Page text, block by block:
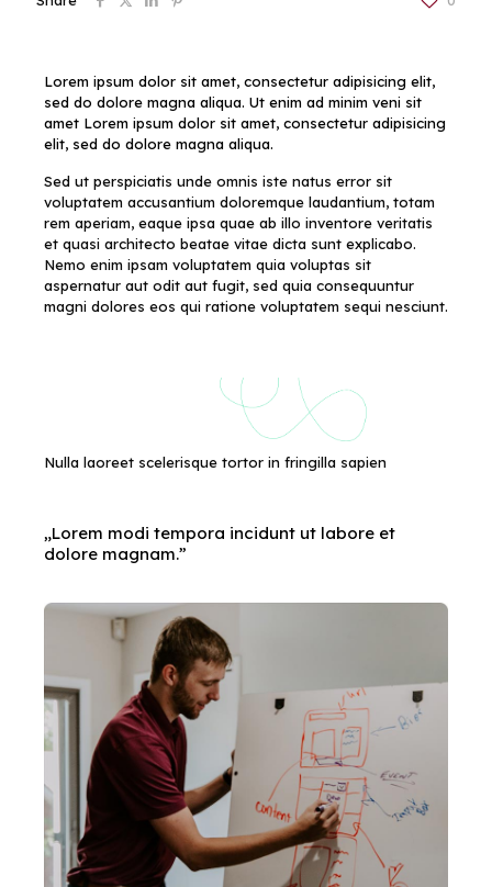
Lorem ipsum dolor sit amet, consectetur adipisicing elit,
sed do dolore magna aliqua. Ut enim ad minim veni sit
amet Lorem ipsum dolor sit amet, consectetur adipisicing
elit, sed do dolore magna aliqua.
Sed ut perspiciatis unde omnis iste natus error sit
voluptatem accusantium doloremque laudantium, totam
rem aperiam, eaque ipsa quae ab illo inventore veritatis
et quasi architecto beatae vitae dicta sunt explicabo.
Nemo enim ipsam voluptatem quia voluptas sit
aspernatur aut odit aut fugit, sed quia consequuntur
magni dolores eos qui ratione voluptatem sequi nesciunt.
Nulla laoreet scelerisque tortor in fringilla sapien
„Lorem modi tempora incidunt ut labore et
dolore magnam.”